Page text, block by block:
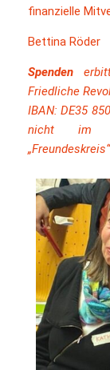
finanzielle
Bettina Röder
Spenden
Friedliche
IBAN: DE35
nicht im